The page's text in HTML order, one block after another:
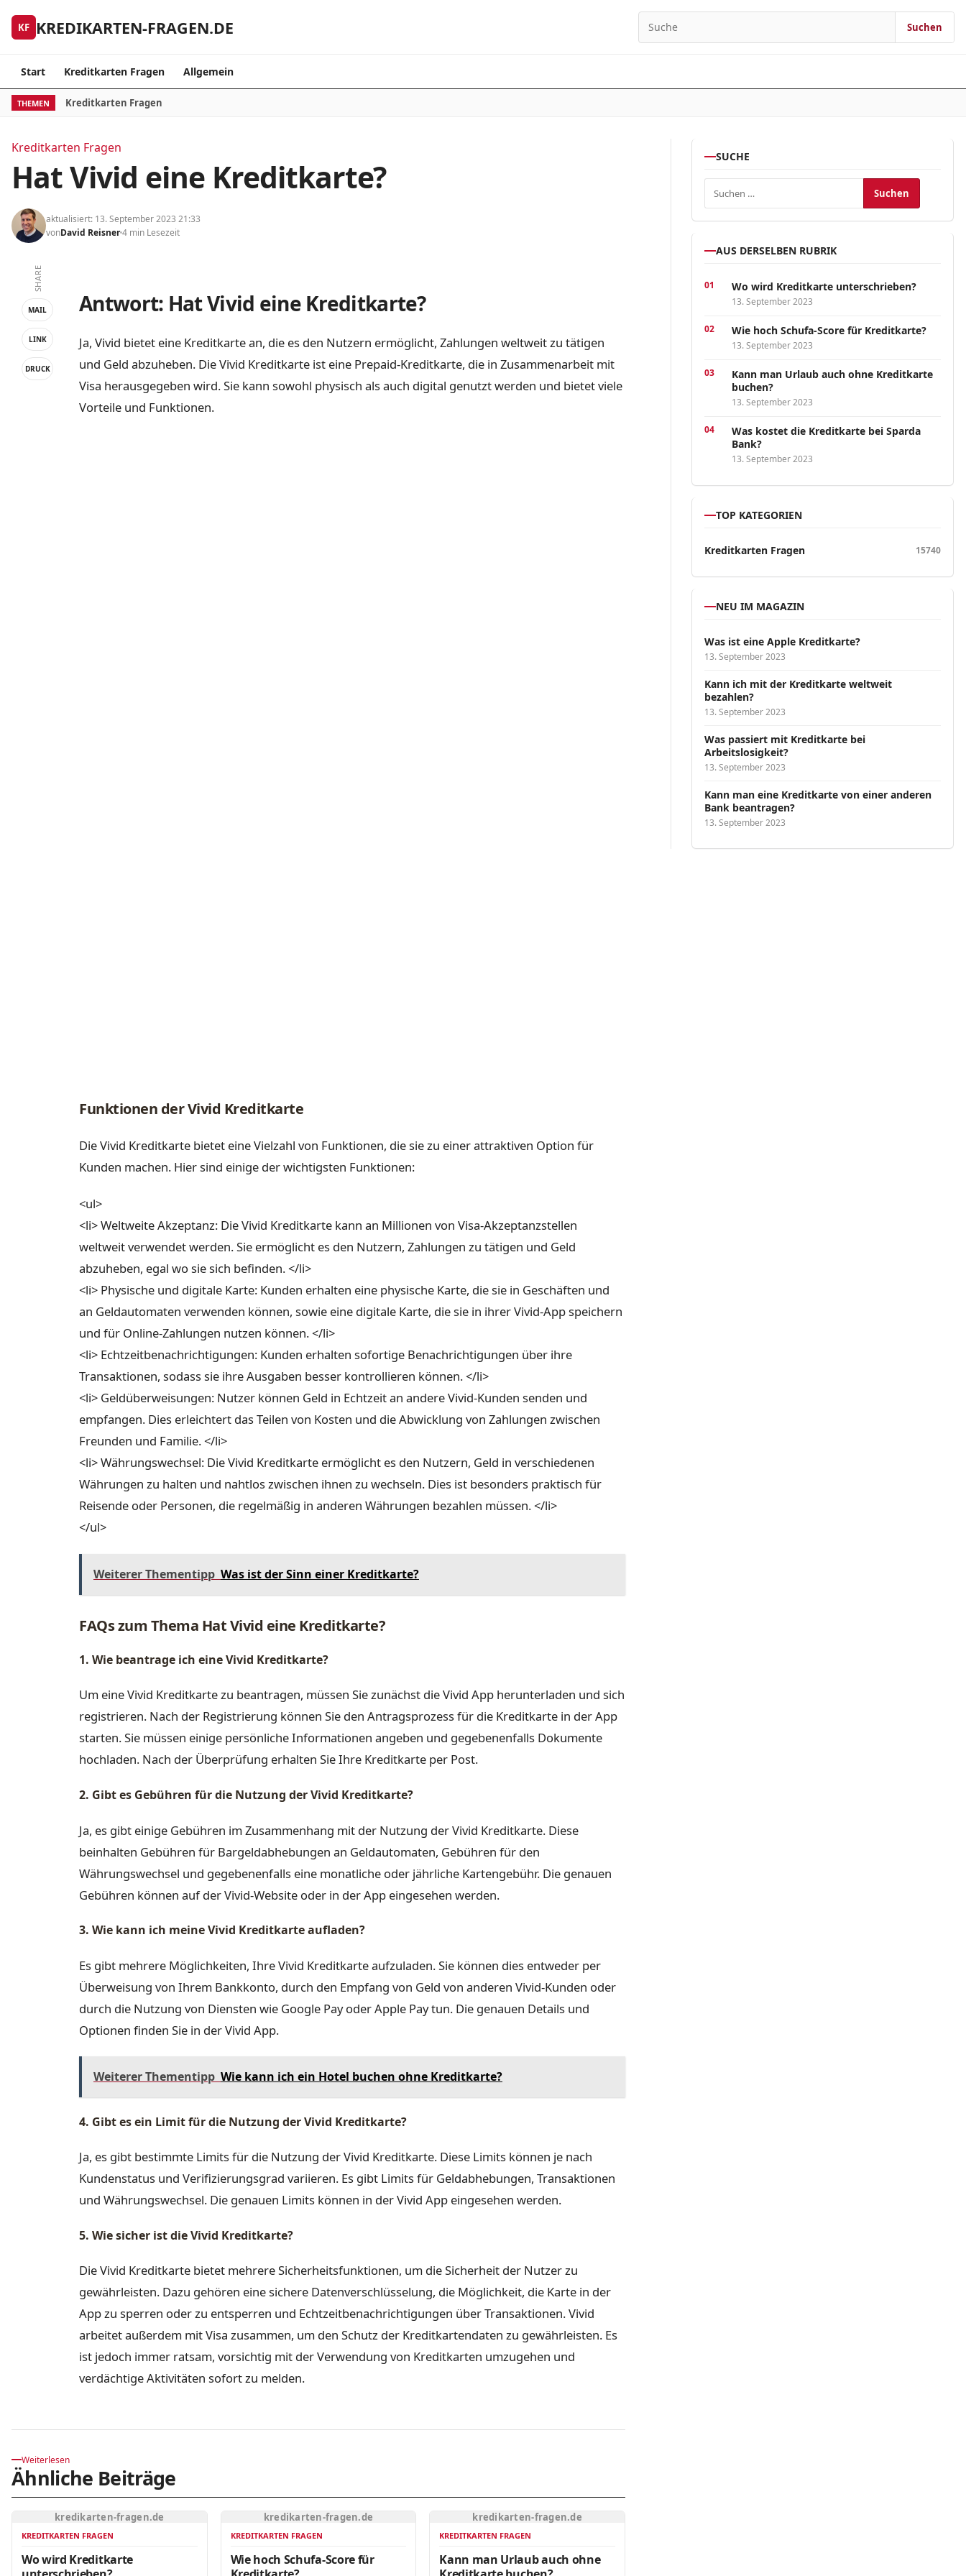
KF KREDIKARTEN-FRAGEN.DE Search for: Suchen
Start Kreditkarten Fragen Allgemein
THEMEN Kreditkarten Fragen
Kreditkarten Fragen
Hat Vivid eine Kreditkarte?
aktualisiert: 13. September 2023 21:33
vonDavid Reisner4 min Lesezeit
SHARE
MAIL
LINK
DRUCK
Antwort: Hat Vivid eine Kreditkarte?
Ja, Vivid bietet eine Kreditkarte an, die es den Nutzern ermöglicht, Zahlungen weltweit zu tätigen
und Geld abzuheben. Die Vivid Kreditkarte ist eine Prepaid-Kreditkarte, die in Zusammenarbeit mit
Visa herausgegeben wird. Sie kann sowohl physisch als auch digital genutzt werden und bietet viele
Vorteile und Funktionen.
Funktionen der Vivid Kreditkarte
Die Vivid Kreditkarte bietet eine Vielzahl von Funktionen, die sie zu einer attraktiven Option für
Kunden machen. Hier sind einige der wichtigsten Funktionen:
<ul>
<li> Weltweite Akzeptanz: Die Vivid Kreditkarte kann an Millionen von Visa-Akzeptanzstellen
weltweit verwendet werden. Sie ermöglicht es den Nutzern, Zahlungen zu tätigen und Geld
abzuheben, egal wo sie sich befinden. </li>
<li> Physische und digitale Karte: Kunden erhalten eine physische Karte, die sie in Geschäften und
an Geldautomaten verwenden können, sowie eine digitale Karte, die sie in ihrer Vivid-App speichern
und für Online-Zahlungen nutzen können. </li>
<li> Echtzeitbenachrichtigungen: Kunden erhalten sofortige Benachrichtigungen über ihre
Transaktionen, sodass sie ihre Ausgaben besser kontrollieren können. </li>
<li> Geldüberweisungen: Nutzer können Geld in Echtzeit an andere Vivid-Kunden senden und
empfangen. Dies erleichtert das Teilen von Kosten und die Abwicklung von Zahlungen zwischen
Freunden und Familie. </li>
<li> Währungswechsel: Die Vivid Kreditkarte ermöglicht es den Nutzern, Geld in verschiedenen
Währungen zu halten und nahtlos zwischen ihnen zu wechseln. Dies ist besonders praktisch für
Reisende oder Personen, die regelmäßig in anderen Währungen bezahlen müssen. </li>
</ul>
Weiterer Thementipp Was ist der Sinn einer Kreditkarte?
FAQs zum Thema Hat Vivid eine Kreditkarte?
1. Wie beantrage ich eine Vivid Kreditkarte?
Um eine Vivid Kreditkarte zu beantragen, müssen Sie zunächst die Vivid App herunterladen und sich
registrieren. Nach der Registrierung können Sie den Antragsprozess für die Kreditkarte in der App
starten. Sie müssen einige persönliche Informationen angeben und gegebenenfalls Dokumente
hochladen. Nach der Überprüfung erhalten Sie Ihre Kreditkarte per Post.
2. Gibt es Gebühren für die Nutzung der Vivid Kreditkarte?
Ja, es gibt einige Gebühren im Zusammenhang mit der Nutzung der Vivid Kreditkarte. Diese
beinhalten Gebühren für Bargeldabhebungen an Geldautomaten, Gebühren für den
Währungswechsel und gegebenenfalls eine monatliche oder jährliche Kartengebühr. Die genauen
Gebühren können auf der Vivid-Website oder in der App eingesehen werden.
3. Wie kann ich meine Vivid Kreditkarte aufladen?
Es gibt mehrere Möglichkeiten, Ihre Vivid Kreditkarte aufzuladen. Sie können dies entweder per
Überweisung von Ihrem Bankkonto, durch den Empfang von Geld von anderen Vivid-Kunden oder
durch die Nutzung von Diensten wie Google Pay oder Apple Pay tun. Die genauen Details und
Optionen finden Sie in der Vivid App.
Weiterer Thementipp Wie kann ich ein Hotel buchen ohne Kreditkarte?
4. Gibt es ein Limit für die Nutzung der Vivid Kreditkarte?
Ja, es gibt bestimmte Limits für die Nutzung der Vivid Kreditkarte. Diese Limits können je nach
Kundenstatus und Verifizierungsgrad variieren. Es gibt Limits für Geldabhebungen, Transaktionen
und Währungswechsel. Die genauen Limits können in der Vivid App eingesehen werden.
5. Wie sicher ist die Vivid Kreditkarte?
Die Vivid Kreditkarte bietet mehrere Sicherheitsfunktionen, um die Sicherheit der Nutzer zu
gewährleisten. Dazu gehören eine sichere Datenverschlüsselung, die Möglichkeit, die Karte in der
App zu sperren oder zu entsperren und Echtzeitbenachrichtigungen über Transaktionen. Vivid
arbeitet außerdem mit Visa zusammen, um den Schutz der Kreditkartendaten zu gewährleisten. Es
ist jedoch immer ratsam, vorsichtig mit der Verwendung von Kreditkarten umzugehen und
verdächtige Aktivitäten sofort zu melden.
Weiterlesen
Ähnliche Beiträge
kredikarten-fragen.de
KREDITKARTEN FRAGEN
Wo wird Kreditkarte
kredikarten-fragen.de
KREDITKARTEN FRAGEN
Wie hoch Schufa-Score für
kredikarten-fragen.de
KREDITKARTEN FRAGEN
Kann man Urlaub auch ohne
SUCHE
Suchen nach:
AUS DERSELBEN RUBRIK
Wo wird Kreditkarte unterschrieben?
13. September 2023
Wie hoch Schufa-Score für Kreditkarte?
13. September 2023
Kann man Urlaub auch ohne Kreditkarte
buchen?
13. September 2023
Was kostet die Kreditkarte bei Sparda
Bank?
13. September 2023
TOP KATEGORIEN
Kreditkarten Fragen 15740
NEU IM MAGAZIN
Was ist eine Apple Kreditkarte?
13. September 2023
Kann ich mit der Kreditkarte weltweit
bezahlen?
13. September 2023
Was passiert mit Kreditkarte bei
Arbeitslosigkeit?
13. September 2023
Kann man eine Kreditkarte von einer anderen
Bank beantragen?
13. September 2023